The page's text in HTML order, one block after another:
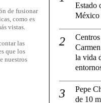
de fusionar
como es
vistas.
las
que los
nuestros
Estado
México
la vida
Pepe
de 10